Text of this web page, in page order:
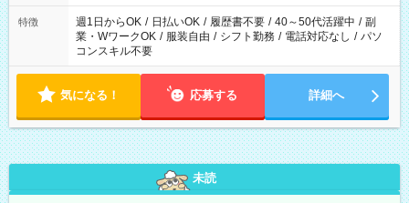
特徴 週1日からOK / 日払いOK / 履歴書不要 / 40～50代活躍中 / 副
業・WワークOK / 服装自由 / シフト勤務 / 電話対応なし / パソ
コンスキル不要
気になる！ 応募する 詳細へ
未読